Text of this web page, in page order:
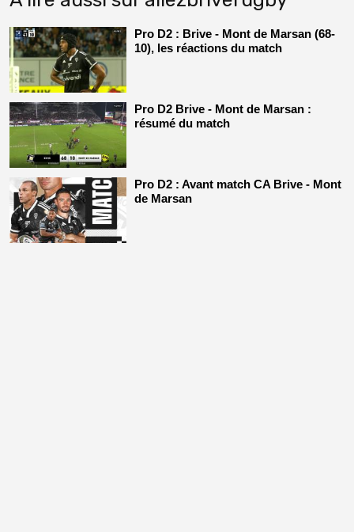
Pro D2 : Brive - Mont de Marsan (68-
10), les réactions du match
Pro D2 Brive - Mont de Marsan :
résumé du match
Pro D2 : Avant match CA Brive - Mont
de Marsan